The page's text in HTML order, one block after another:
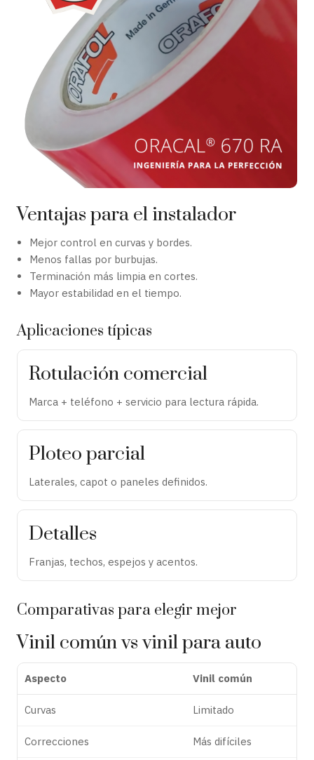
Ventajas para el instalador
Mejor control en curvas y bordes.
Menos fallas por burbujas.
Terminación más limpia en cortes.
Mayor estabilidad en el tiempo.
Aplicaciones típicas
Rotulación comercial
Marca + teléfono + servicio para lectura rápida.
Ploteo parcial
Laterales, capot o paneles definidos.
Detalles
Franjas, techos, espejos y acentos.
Comparativas para elegir mejor
Vinil común vs vinil para auto
Aspecto Vinil común
Curvas Limitado
Correcciones Más difíciles